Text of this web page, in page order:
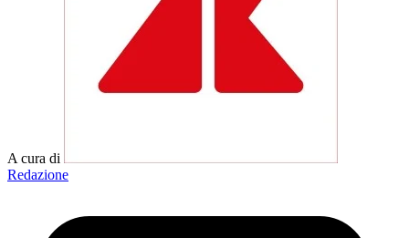
A cura di
Redazione